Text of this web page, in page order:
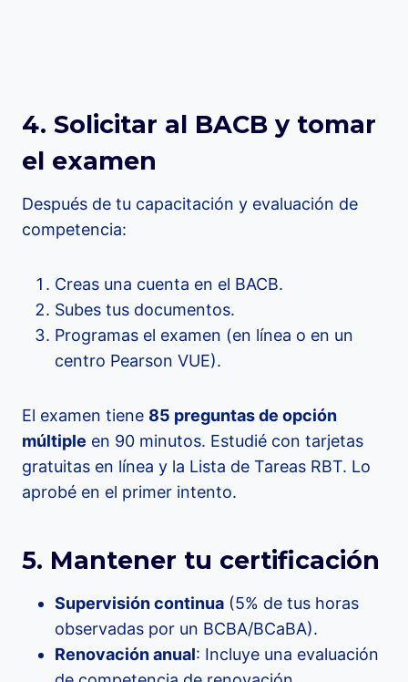
4. Solicitar al BACB y tomar
el examen
Después de tu capacitación y evaluación de
competencia:
Creas una cuenta en el BACB.
Subes tus documentos.
Programas el examen (en línea o en un
centro Pearson VUE).
El examen tiene 85 preguntas de opción
múltiple en 90 minutos. Estudié con tarjetas
gratuitas en línea y la Lista de Tareas RBT. Lo
aprobé en el primer intento.
5. Mantener tu certificación
Supervisión continua (5% de tus horas
observadas por un BCBA/BCaBA).
Renovación anual: Incluye una evaluación